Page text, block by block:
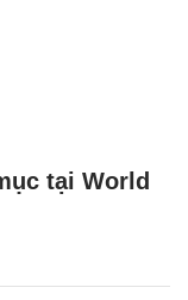
tại World